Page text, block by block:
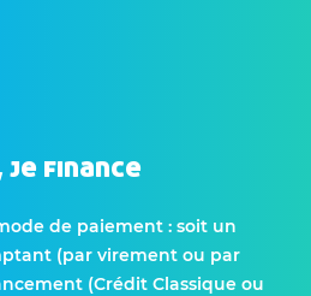
je finance
de paiement : soit un
(par virement ou par
(Crédit Classique ou